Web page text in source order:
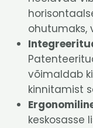
ohutumaks,
võimaldab
kinnitamist
keskosasse